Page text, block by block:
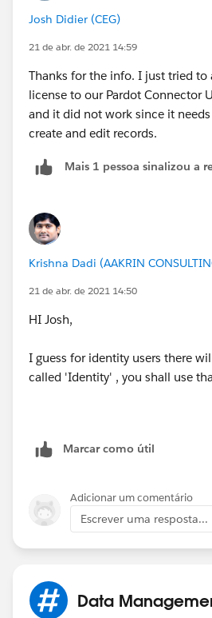
Josh Didier (CEG)
21 de abr. de 2021 14:59
Thanks for the info. I just tried to
license to our Pardot Connector
and it did not work since it
create and edit records.
Mais 1 pessoa sinalizou a
Krishna Dadi (AAKRIN
21 de abr. de 2021 14:50
HI Josh,
I guess for identity users there
called 'Identity' , you shall use
Marcar como útil
Adicionar um comentário
Escrever uma resposta...
Data